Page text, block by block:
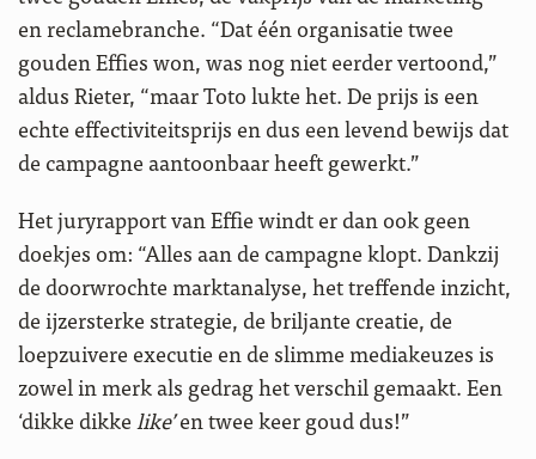
en reclamebranche. “Dat één organisatie twee
gouden Effies won, was nog niet eerder vertoond,”
aldus Rieter, “maar Toto lukte het. De prijs is een
echte effectiviteitsprijs en dus een levend bewijs dat
de campagne aantoonbaar heeft gewerkt.”
Het juryrapport van Effie windt er dan ook geen
doekjes om: “Alles aan de campagne klopt. Dankzij
de doorwrochte marktanalyse, het treffende inzicht,
de ijzersterke strategie, de briljante creatie, de
loepzuivere executie en de slimme mediakeuzes is
zowel in merk als gedrag het verschil gemaakt. Een
‘dikke dikkelike’en twee keer goud dus!”